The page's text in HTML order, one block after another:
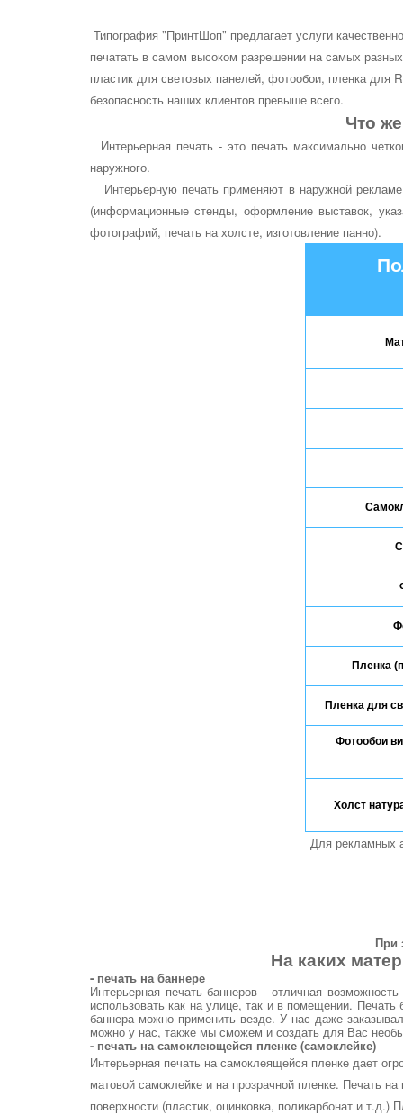
Типография "ПринтШоп" предлагает услуги
печатать в самом высоком разрешении на самых
пластик для световых панелей, фотообои, пленка для
безопасность наших клиентов превыше всего.
Что
Интерьерная печать - это печать максимально
наружного.
Интерьерную печать применяют в наружной
(информационные стенды, оформление выставок,
фотографий, печать на холсте, изготовление панно).
Пленка
Пленка для
Фотообои
Холст
Для рекламных
При
На каких
- печать на баннере
Интерьерная печать баннеров - отличная
использовать как на улице, так и в помещении.
баннера можно применить везде. У нас даже
можно у нас, также мы сможем и создать для Вас
- печать на самоклеющейся пленке (самоклейке)
Интерьерная печать на самоклеящейся пленке дает
матовой самоклейке и на прозрачной пленке. Печать
поверхности (пластик, оцинковка, поликарбонат и